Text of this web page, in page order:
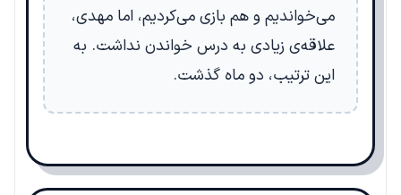
می‌خواندیم و هم بازی می‌کردیم، اما مهدی،
علاقه‌ی زیادی به درس خواندن نداشت. به
این ترتیب، دو ماه گذشت.